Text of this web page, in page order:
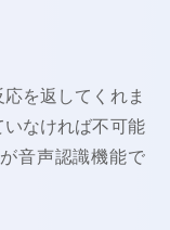
を返してくれま
なければ不可能
音声認識機能で